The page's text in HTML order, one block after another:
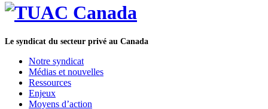
Le syndicat du secteur privé au Canada
Notre syndicat
Médias et nouvelles
Ressources
Enjeux
Moyens d’action